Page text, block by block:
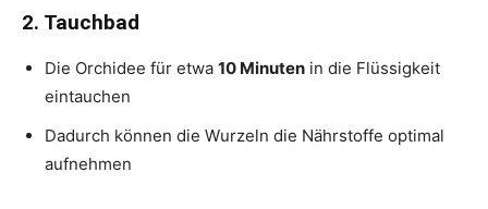
2. Tauchbad
Die Orchidee für etwa 10 Minuten in die Flüssigkeit
eintauchen
Dadurch können die Wurzeln die Nährstoffe optimal
aufnehmen